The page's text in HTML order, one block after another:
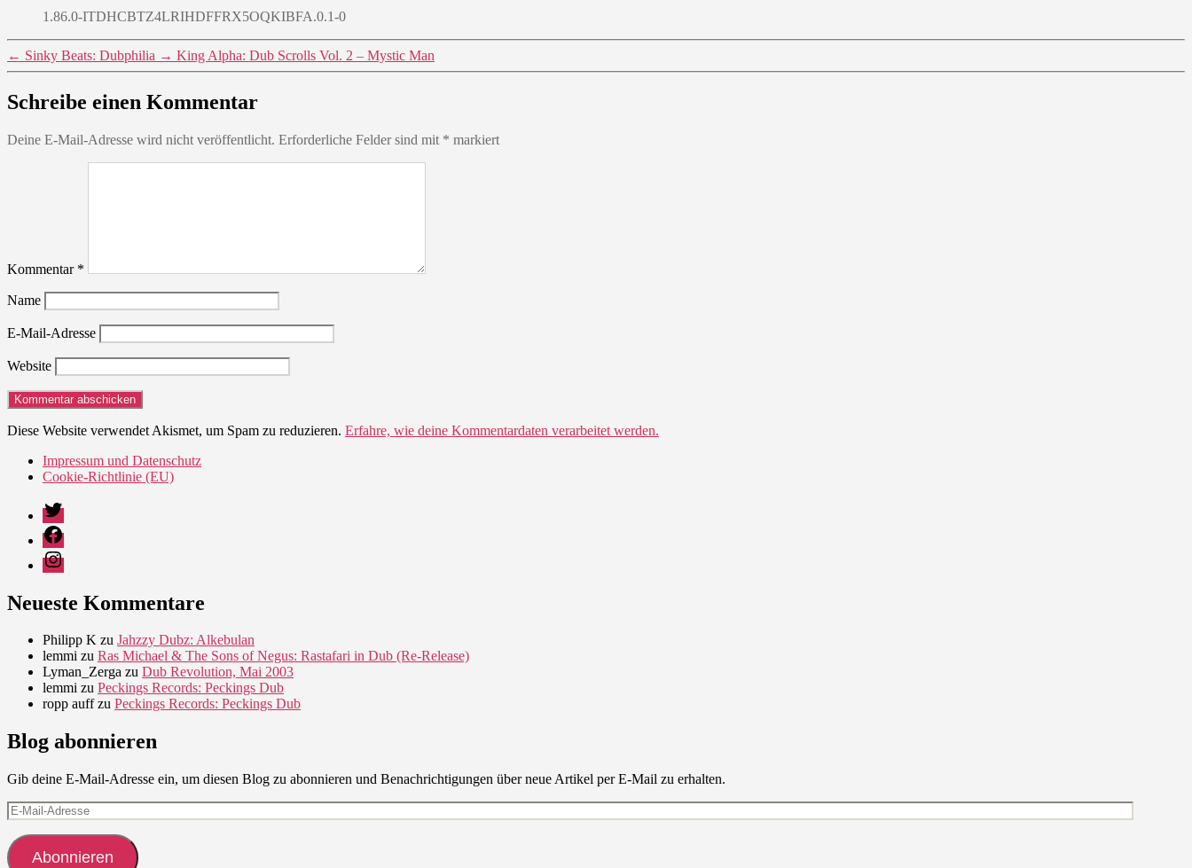
1.86.0-ITDHCBTZ4LRIHDFFRX5OQKIBFA.0.1-0
← Sinky Beats: Dubphilia → King Alpha: Dub Scrolls Vol. 2 – Mystic Man
Schreibe einen Kommentar
Deine E-Mail-Adresse wird nicht veröffentlicht. Erforderliche Felder sind mit * markiert
Kommentar *
Name
E-Mail-Adresse
Website
Diese Website verwendet Akismet, um Spam zu reduzieren. Erfahre, wie deine Kommentardaten verarbeitet werden.
Impressum und Datenschutz
Cookie-Richtlinie (EU)
Twitter
Facebook
Instagram
Neueste Kommentare
Philipp K zu Jahzzy Dubz: Alkebulan
lemmi zu Ras Michael & The Sons of Negus: Rastafari in Dub (Re-Release)
Lyman_Zerga zu Dub Revolution, Mai 2003
lemmi zu Peckings Records: Peckings Dub
ropp auffzu Peckings Records: Peckings Dub
Blog abonnieren
Gib deine E-Mail-Adresse ein, um diesen Blog zu abonnieren und Benachrichtigungen über neue Artikel per E-Mail zu erhalten.
E-
Mail-
Adresse
Abonnieren